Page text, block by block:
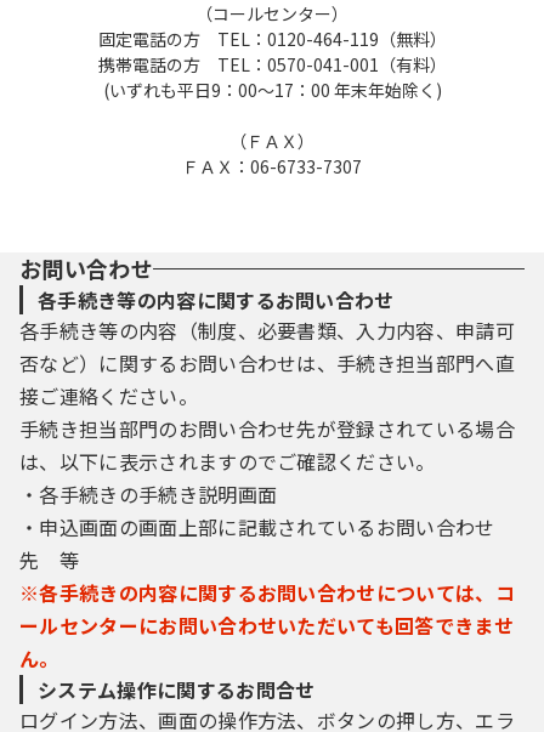
ルアドレスへＵＲＬを送信します。利用者
は、メールに記載されているＵＲＬにアクセ
スすることで、本登録を行います。
（４）利用者が登録した情報は、構成団体に
おいて管理されます。
（５）利用者は、登録した利用者情報を使用
ＧビズＩＤサービスによりログインする場合
は、ＧビズＩＤサービスに登録された利用者
情報を取得して本システムでも使用します。
なお、手続により利用できるＧビズＩＤアカ
ウントの種別を限定することがあります。
（７）ＬＩＮＥ連携が利用できる構成団体
で、構成団体のＬＩＮＥ公式アカウントの電
子申請にログインする場合は、ＬＩＮＥに登
録された利用者情報を取得して本システムで
も使用します。
利用者登録により事前に登録される利用者
ＩＤ、パスワード又は申請データの送信時に
（申請データ用）は、利用者のデータの保護
に不可欠なものです。利用者は、次の各号に
（コールセンター）
固定電話の方 TEL：0120-464-119（無料）
携帯電話の方 TEL：0570-041-001（有料）
(いずれも平日9：00～17：00 年末年始除く)
（ＦＡＸ）
ＦＡＸ：06-6733-7307
お問い合わせ
各手続き等の内容に関するお問い合わせ
各手続き等の内容（制度、必要書類、入力内容、申請可
否など）に関するお問い合わせは、手続き担当部門へ直
接ご連絡ください。
手続き担当部門のお問い合わせ先が登録されている場合
は、以下に表示されますのでご確認ください。
・各手続きの手続き説明画面
・申込画面の画面上部に記載されているお問い合わせ
先 等
※各手続きの内容に関するお問い合わせについては、コ
ールセンターにお問い合わせいただいても回答できませ
ん。
システム操作に関するお問合せ
ログイン方法、画面の操作方法、ボタンの押し方、エラ